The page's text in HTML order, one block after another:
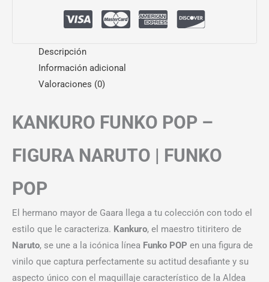
Descripción
Información adicional
Valoraciones (0)
KANKURO FUNKO POP –
FIGURA NARUTO | FUNKO
POP
El hermano mayor de Gaara llega a tu colección con todo el
estilo que le caracteriza. Kankuro, el maestro titiritero de
Naruto, se une a la icónica línea Funko POP en una figura de
vinilo que captura perfectamente su actitud desafiante y su
aspecto único con el maquillaje característico de la Aldea